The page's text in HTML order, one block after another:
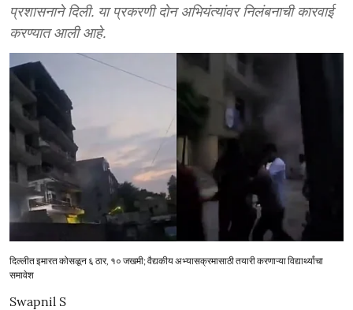
प्रशासनाने दिली. या प्रकरणी दोन अभियंत्यांवर निलंबनाची कारवाई
करण्यात आली आहे.
दिल्लीत इमारत कोसळून ६ ठार, १० जखमी; वैद्यकीय अभ्यासक्रमासाठी तयारी करणाऱ्या विद्यार्थ्यांचा
समावेश
Swapnil S